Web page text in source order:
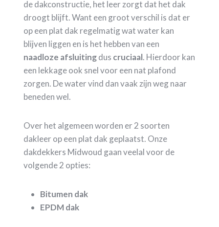
de dakconstructie, het leer zorgt dat het dak
droogt blijft. Want een groot verschil is dat er
op een plat dak regelmatig wat water kan
blijven liggen en is het hebben van een
naadloze afsluitingdus cruciaal. Hierdoor kan
een lekkage ook snel voor een nat plafond
zorgen. De water vind dan vaak zijn weg naar
beneden wel.
Over het algemeen worden er 2 soorten
dakleer op een plat dak geplaatst. Onze
dakdekkers Midwoud gaan veelal voor de
volgende 2 opties:
Bitumen dak
EPDM dak